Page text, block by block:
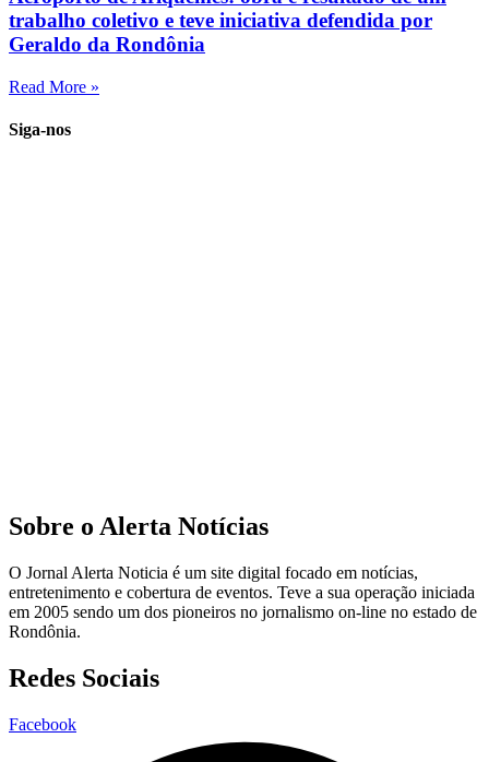
trabalho coletivo e teve iniciativa defendida por
Geraldo da Rondônia
Read More »
Siga-nos
Sobre o Alerta Notícias
O Jornal Alerta Noticia é um site digital focado em notícias,
entretenimento e cobertura de eventos. Teve a sua operação iniciada
em 2005 sendo um dos pioneiros no jornalismo on-line no estado de
Rondônia.
Redes Sociais
Facebook